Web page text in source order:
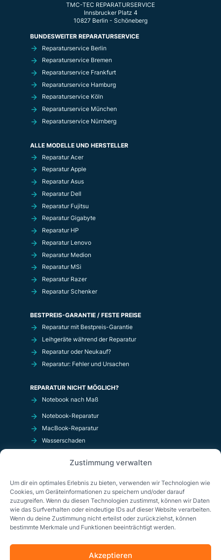
Zustimmung verwalten
Um dir ein optimales Erlebnis zu bieten, verwenden wir Technologien wie
Cookies, um Geräteinformationen zu speichern und/oder darauf
zuzugreifen. Wenn du diesen Technologien zustimmst, können wir Daten
wie das Surfverhalten oder eindeutige IDs auf dieser Website verarbeiten.
Wenn du deine Zustimmung nicht erteilst oder zurückziehst, können
bestimmte Merkmale und Funktionen beeinträchtigt werden.
Akzeptieren
TMC-TEC REPARATURSERVICE
Innsbrucker Platz 4
10827 Berlin - Schöneberg
BUNDESWEITER REPARATURSERVICE
Reparaturservice Berlin
Reparaturservice Bremen
Reparaturservice Frankfurt
Reparaturservice Hamburg
Reparaturservice Köln
Reparaturservice München
Reparaturservice Nürnberg
ALLE MODELLE UND HERSTELLER
Reparatur Acer
Reparatur Apple
Reparatur Asus
Reparatur Dell
Reparatur Fujitsu
Reparatur Gigabyte
Reparatur HP
Reparatur Lenovo
Reparatur Medion
Reparatur MSi
Reparatur Razer
Reparatur Schenker
BESTPREIS-GARANTIE / FESTE PREISE
Reparatur mit Bestpreis-Garantie
Leihgeräte während der Reparatur
Reparatur oder Neukauf?
Reparatur: Fehler und Ursachen
REPARATUR NICHT MÖGLICH?
Notebook nach Maß
Notebook-Reparatur
MacBook-Reparatur
Wasserschaden
OnlineShop